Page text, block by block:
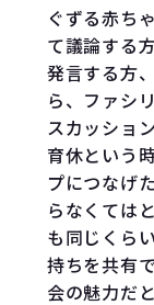
ぐずる赤ち
て議論する
発言する方
ら、ファシ
スカッショ
育休という
プにつなげ
らなくては
も同じくら
持ちを共有
会の魅力だ